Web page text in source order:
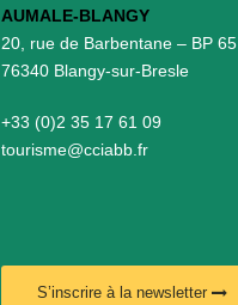
AUMALE-BLANGY
20, rue de Barbentane – BP 65
76340 Blangy-sur-Bresle
+33 (0)2 35 17 61 09
tourisme@cciabb.fr
S’inscrire à la newsletter